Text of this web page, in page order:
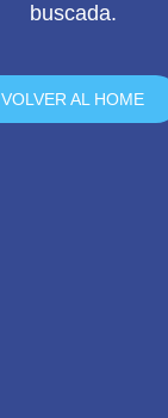
buscada.
VOLVER AL HOME